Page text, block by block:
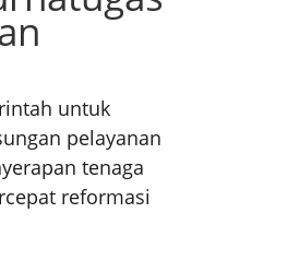
untuk
pelayanan
tenaga
reformasi